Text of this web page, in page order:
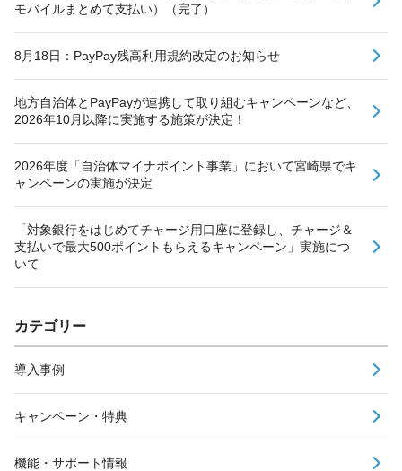
モバイルまとめて支払い）（完了）
8月18日：PayPay残高利用規約改定のお知らせ
地方自治体とPayPayが連携して取り組むキャンペーンなど、
2026年10月以降に実施する施策が決定！
2026年度「自治体マイナポイント事業」において宮崎県でキ
ャンペーンの実施が決定
「対象銀行をはじめてチャージ用口座に登録し、チャージ＆
支払いで最大500ポイントもらえるキャンペーン」実施につ
いて
カテゴリー
導入事例
キャンペーン・特典
機能・サポート情報